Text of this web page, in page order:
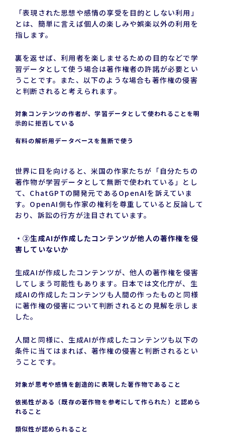
「表現された思想や感情の享受を目的としない利用」
とは、簡単に言えば個人の楽しみや娯楽以外の利用を
指します。
裏を返せば、利用者を楽しませるための目的などで学
習データとして使う場合は著作権者の許諾が必要とい
うことです。また、以下のような場合も著作権の侵害
と判断されると考えられます。
対象コンテンツの作者が、学習データとして使われることを明
示的に拒否している
有料の解析用データベースを無断で使う
世界に目を向けると、米国の作家たちが「自分たちの
著作物が学習データとして無断で使われている」とし
て、ChatGPTの開発元であるOpenAIを訴えていま
す。OpenAI側も作家の権利を尊重していると反論して
おり、訴訟の行方が注目されています。
・②生成AIが作成したコンテンツが他人の著作権を侵
害していないか
生成AIが作成したコンテンツが、他人の著作権を侵害
してしまう可能性もあります。日本では文化庁が、生
成AIの作成したコンテンツも人間の作ったものと同様
に著作権の侵害について判断されるとの見解を示しま
した。
人間と同様に、生成AIが作成したコンテンツも以下の
条件に当てはまれば、著作権の侵害と判断されるとい
うことです。
対象が思考や感情を創造的に表現した著作物であること
依拠性がある（既存の著作物を参考にして作られた）と認めら
れること
類似性が認められること